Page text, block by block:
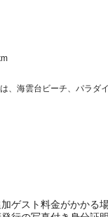
、海雲台ビーチ、パラ
ゲスト料金がかかる